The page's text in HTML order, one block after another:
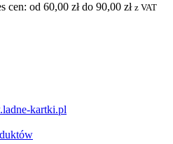
cen: od 60,00 zł do 90,00 zł z VAT
kartki.pl